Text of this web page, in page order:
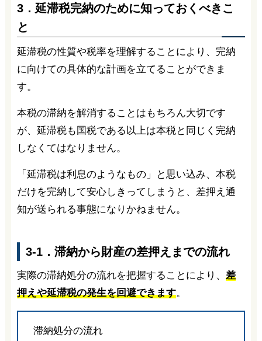
3．延滞税完納のために知っておくべきこ
と
延滞税の性質や税率を理解することにより、完納
に向けての具体的な計画を立てることができま
す。
本税の滞納を解消することはもちろん大切です
が、延滞税も国税である以上は本税と同じく完納
しなくてはなりません。
「延滞税は利息のようなもの」と思い込み、本税
だけを完納して安心しきってしまうと、差押え通
知が送られる事態になりかねません。
3-1．滞納から財産の差押えまでの流れ
実際の滞納処分の流れを把握することにより、 差
押えや延滞税の発生を回避できます。
滞納処分の流れ